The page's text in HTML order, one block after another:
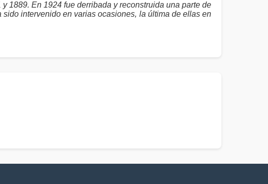
1889. En 1924 fue derribada y reconstruida una parte de
intervenido en varias ocasiones, la última de ellas en